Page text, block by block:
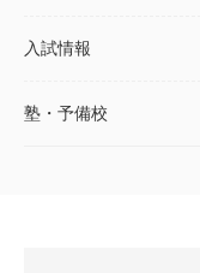
入試情報
塾・予備校